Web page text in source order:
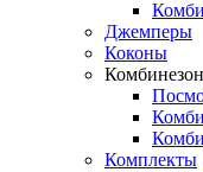
Джемперы
Коконы
Комплекты